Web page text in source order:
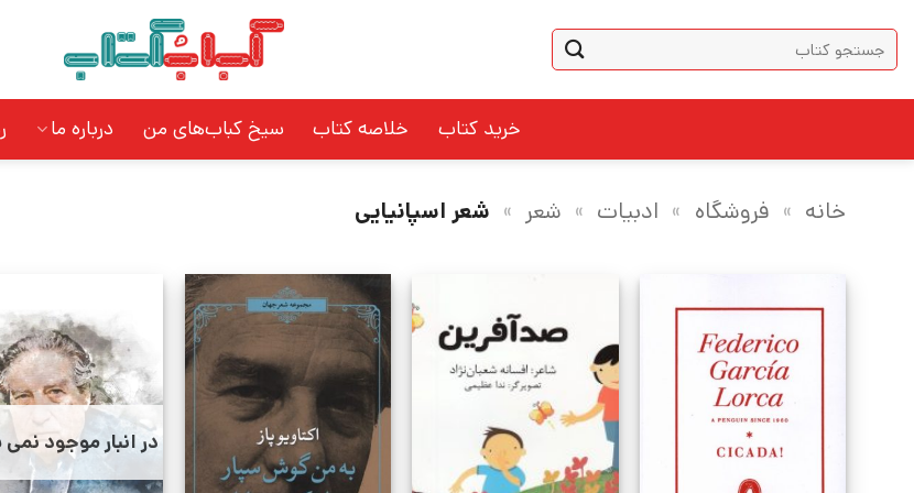
content
جستجو
برای:
خرید کتاب خلاصه کتاب سیخ کباب‌های من درباره ما
خانه » فروشگاه » ادبیات » شعر » شعر اسپانیایی
در انبار موجود